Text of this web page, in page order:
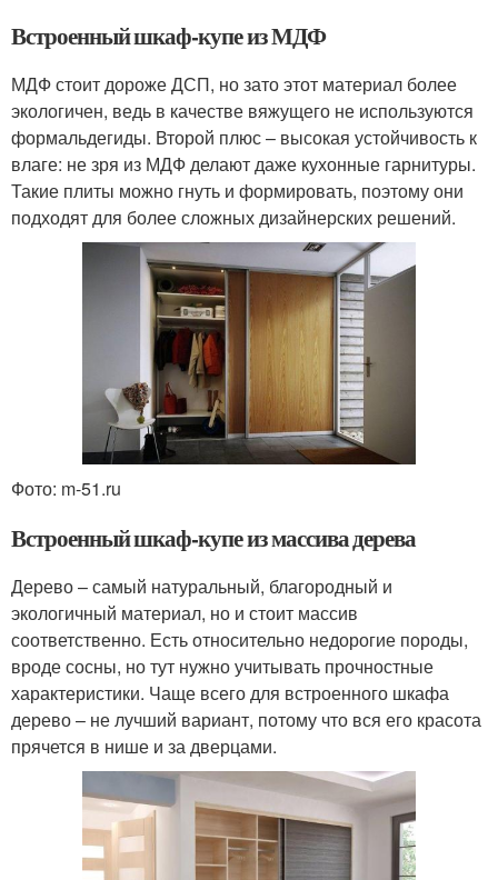
Встроенный шкаф-купе из МДФ
МДФ стоит дороже ДСП, но зато этот материал более
экологичен, ведь в качестве вяжущего не используются
формальдегиды. Второй плюс – высокая устойчивость к
влаге: не зря из МДФ делают даже кухонные гарнитуры.
Такие плиты можно гнуть и формировать, поэтому они
подходят для более сложных дизайнерских решений.
Фото: m-51.ru
Встроенный шкаф-купе из массива дерева
Дерево – самый натуральный, благородный и
экологичный материал, но и стоит массив
соответственно. Есть относительно недорогие породы,
вроде сосны, но тут нужно учитывать прочностные
характеристики. Чаще всего для встроенного шкафа
дерево – не лучший вариант, потому что вся его красота
прячется в нише и за дверцами.